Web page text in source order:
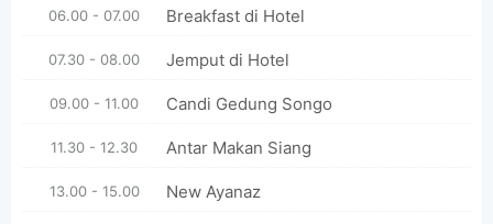
06.00 - 07.00 Breakfast di Hotel
07.30 - 08.00 Jemput di Hotel
09.00 - 11.00 Candi Gedung Songo
11.30 - 12.30 Antar Makan Siang
13.00 - 15.00 New Ayanaz